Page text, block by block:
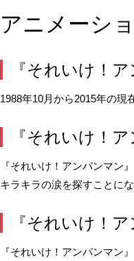
アニメーシ
『それいけ！
1988年10月から2015年の現
『それいけ！
『それいけ！アンパンマン
キラキラの涙を探すことにな
『それいけ！
『それいけ！アンパンマン